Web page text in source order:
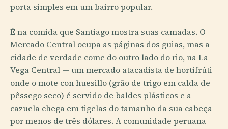
porta simples em um bairro popular.
É na comida que Santiago mostra suas camadas. O
Mercado Central ocupa as páginas dos guias, mas a
cidade de verdade come do outro lado do rio, na La
Vega Central — um mercado atacadista de hortifrúti
onde o mote con huesillo (grão de trigo em calda de
pêssego seco) é servido de baldes plásticos e a
cazuela chega em tigelas do tamanho da sua cabeça
por menos de três dólares. A comunidade peruana